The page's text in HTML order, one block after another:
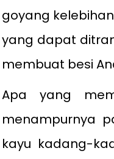
goyang
yang dapat
membuat besi
Apa yang
menampurnya
kayu kadang-